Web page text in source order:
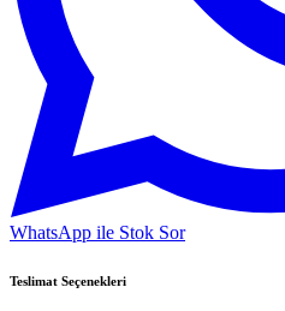
WhatsApp ile Stok Sor
Teslimat Seçenekleri